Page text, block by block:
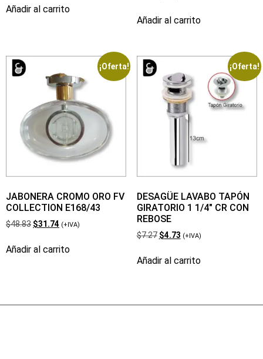
Añadir al carrito
Añadir al carrito
¡Oferta!
JABONERA CROMO ORO FV
COLLECTION E168/43
$48.83 $31.74 (+IVA)
Añadir al carrito
¡Oferta!
DESAGÜE LAVABO TAPÓN
GIRATORIO 1 1/4″ CR CON
REBOSE
$7.27 $4.73 (+IVA)
Añadir al carrito